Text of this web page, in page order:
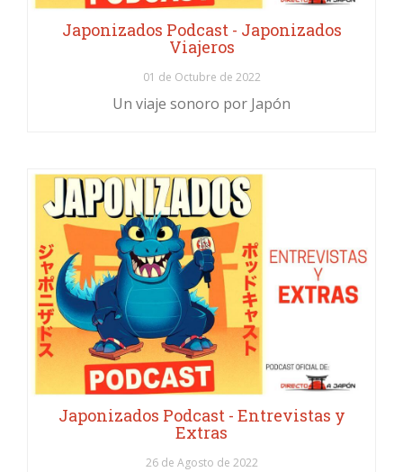
Japonizados Podcast - Japonizados
Viajeros
01 de Octubre de 2022
Un viaje sonoro por Japón
Japonizados Podcast - Entrevistas y
Extras
26 de Agosto de 2022